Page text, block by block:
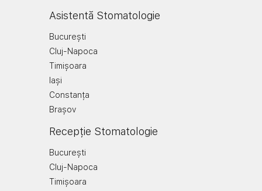
Asistentă Stomatologie
București
Cluj-Napoca
Timișoara
Iași
Constanța
Brașov
Recepție Stomatologie
București
Cluj-Napoca
Timișoara